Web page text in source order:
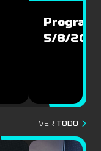
5/8/
VER TODO